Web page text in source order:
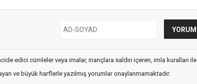
edici cümleler veya imalar, inançlara saldırı içeren, imla kuralları ile
ve büyük harflerle yazılmış yorumlar onaylanmamaktadır.